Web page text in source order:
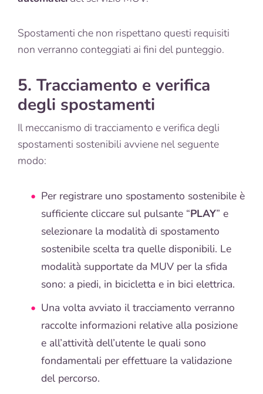
Spostamenti che non rispettano questi requisiti
non verranno conteggiati ai fini del punteggio.
5. Tracciamento e verifica
degli spostamenti
Il meccanismo di tracciamento e verifica degli
spostamenti sostenibili avviene nel seguente
modo:
Per registrare uno spostamento sostenibile è
sufficiente cliccare sul pulsante “PLAY” e
selezionare la modalità di spostamento
sostenibile scelta tra quelle disponibili. Le
modalità supportate da MUV per la sfida
sono: a piedi, in bicicletta e in bici elettrica.
Una volta avviato il tracciamento verranno
raccolte informazioni relative alla posizione
e all’attività dell’utente le quali sono
fondamentali per effettuare la validazione
del percorso.